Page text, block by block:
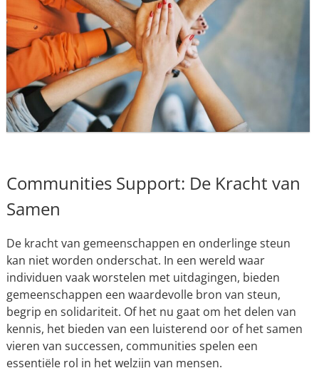
Communities Support: De Kracht van
Samen
De kracht van gemeenschappen en onderlinge steun
kan niet worden onderschat. In een wereld waar
individuen vaak worstelen met uitdagingen, bieden
gemeenschappen een waardevolle bron van steun,
begrip en solidariteit. Of het nu gaat om het delen van
kennis, het bieden van een luisterend oor of het samen
vieren van successen, communities spelen een
essentiële rol in het welzijn van mensen.